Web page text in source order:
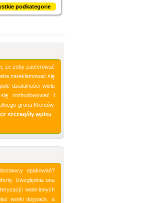
podkategorie
że żeby zaoferować
zareklamować się
działalności wielu
rozbudowywać i
grona Klientów.
szczegóły wpisu
opakowań?
Uwzględnia ona
i wiele innych
worki doypack, a